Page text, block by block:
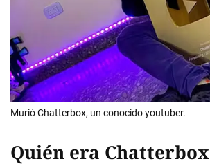
Murió Chatterbox, un conocido youtuber.
Quién era Chatterbox